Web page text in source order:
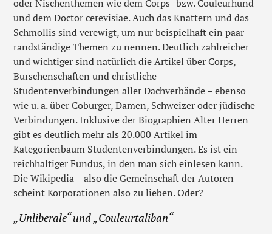
oder Nischenthemen wie dem Corps- bzw. Couleurhund
und dem Doctor cerevisiae. Auch das Knattern und das
Schmollis sind verewigt, um nur beispielhaft ein paar
randständige Themen zu nennen. Deutlich zahlreicher
und wichtiger sind natürlich die Artikel über Corps,
Burschenschaften und christliche
Studentenverbindungen aller Dachverbände – ebenso
wie u. a. über Coburger, Damen, Schweizer oder jüdische
Verbindungen. Inklusive der Biographien Alter Herren
gibt es deutlich mehr als 20.000 Artikel im
Kategorienbaum Studentenverbindungen. Es ist ein
reichhaltiger Fundus, in den man sich einlesen kann.
Die Wikipedia – also die Gemeinschaft der Autoren –
scheint Korporationen also zu lieben. Oder?
„Unliberale“ und „Couleurtaliban“